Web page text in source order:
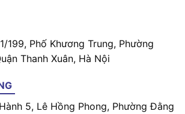
199, Phố Khương Trung, Phường
Thanh Xuân, Hà Nội
5, Lê Hồng Phong, Phường Đằng